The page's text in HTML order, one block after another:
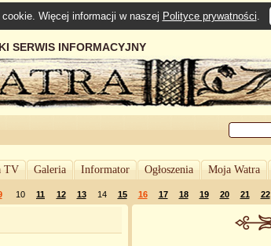
Więcej informacji w naszej Polityce prywatności.
SERWIS INFORMACYJNY
TV Galeria Informator Ogłoszenia Moja Watra
10 11 12 13 14 15 16 17 18 19 20 21 22